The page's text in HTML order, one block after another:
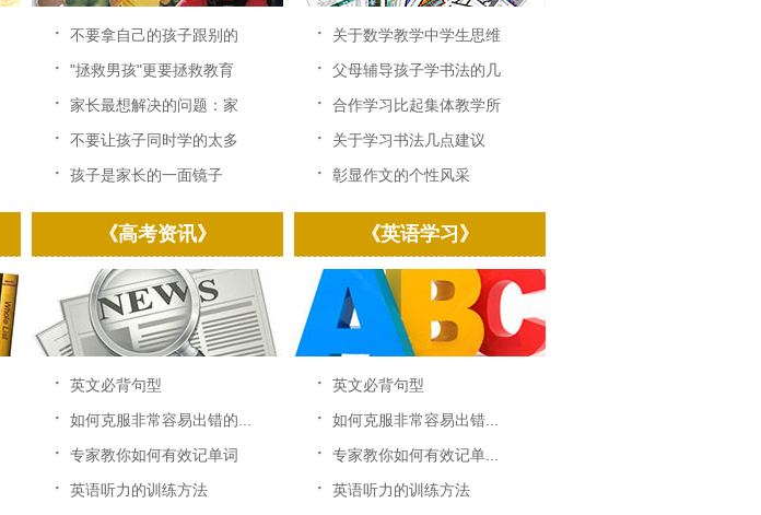
· 不要拿自己的孩子跟别的
孩...
· "拯救男孩"更要拯救教育
· 家长最想解决的问题：家
长...
· 不要让孩子同时学的太多
· 孩子是家长的一面镜子
· 关于数学教学中学生思维
训...
· 父母辅导孩子学书法的几
点...
· 合作学习比起集体教学所
显...
· 关于学习书法几点建议
· 彰显作文的个性风采
《高考资讯》
· 英文必背句型
· 如何克服非常容易出错的...
· 专家教你如何有效记单词
· 英语听力的训练方法
《英语学习》
· 英文必背句型
· 如何克服非常容易出错...
· 专家教你如何有效记单...
· 英语听力的训练方法